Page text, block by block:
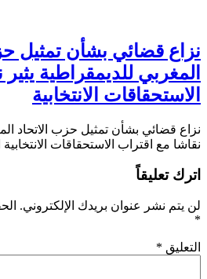
نزاع قضائي بشأن تمثيل
المغربي للديمقراطية
الاستحقاقات الانتخابية
نزاع قضائي بشأن تمثيل حزب الاتحاد
نقاشا مع اقتراب الاستحقاقات
اترك تعليقاً
لن يتم نشر عنوان بريدك الإلكتروني.
*
التعليق *